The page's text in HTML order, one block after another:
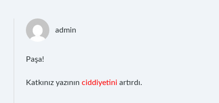
admin
Paşa!
Katkınız yazının ciddiyetini artırdı.